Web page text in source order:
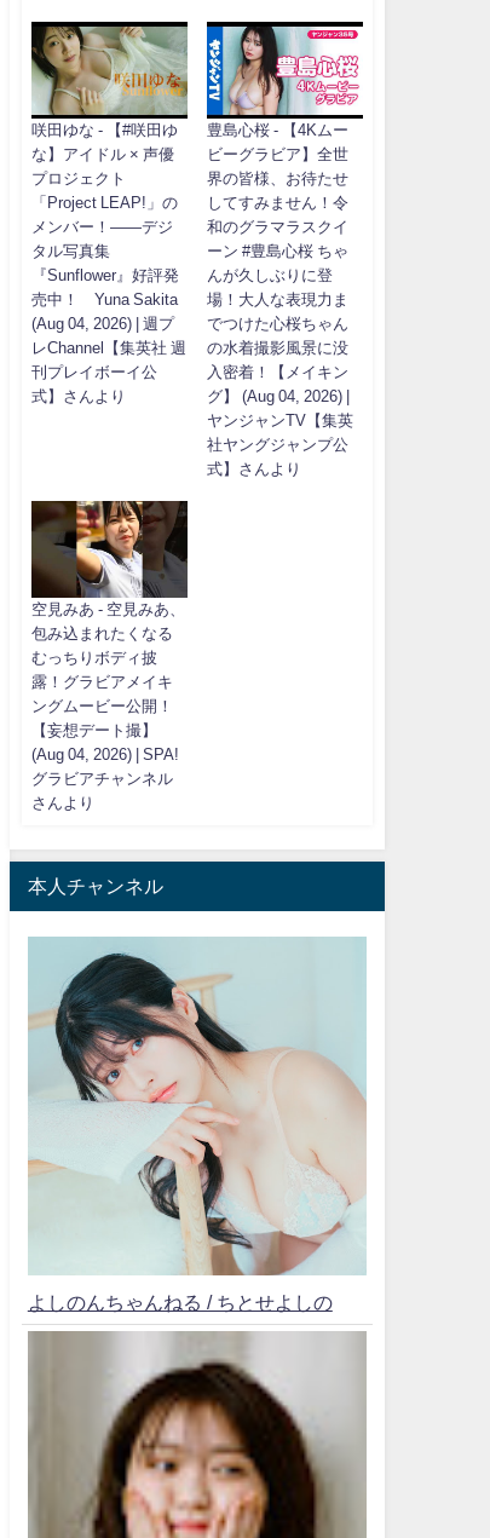
咲田ゆな - 【#咲田ゆ
な】アイドル × 声優
プロジェクト
「Project LEAP!」の
メンバー！――デジ
タル写真集
『Sunflower』好評発
売中！ Yuna Sakita
(Aug 04, 2026) | 週プ
レChannel【集英社 週
刊プレイボーイ公
式】さんより
豊島心桜 - 【4Kムー
ビーグラビア】全世
界の皆様、お待たせ
してすみません！令
和のグラマラスクイ
ーン #豊島心桜 ちゃ
んが久しぶりに登
場！大人な表現力ま
でつけた心桜ちゃん
の水着撮影風景に没
入密着！【メイキン
グ】 (Aug 04, 2026) |
ヤンジャンTV【集英
社ヤングジャンプ公
式】さんより
空見みあ - 空見みあ、
包み込まれたくなる
むっちりボディ披
露！グラビアメイキ
ングムービー公開！
【妄想デート撮】
(Aug 04, 2026) | SPA!
グラビアチャンネル
さんより
本人チャンネル
よしのんちゃんねる / ちとせよしの